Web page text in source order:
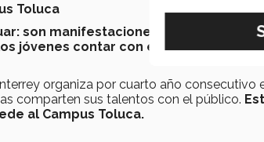
Toluca
son manifestaciones del alma que
jóvenes contar con espacios de
organiza por cuarto año consecutivo
comparten sus talentos con el público.
al Campus Toluca.